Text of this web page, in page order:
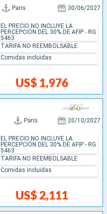
Paris 30/06/2027
US$ 1,976
EL PRECIO NO INCLUYE LA
PERCEPCIÓN DEL 30% DE AFIP - RG
5463
TARIFA NO REEMBOLSABLE
Comidas incluidas
Paris 20/10/2027
US$ 2,111
EL PRECIO NO INCLUYE LA
PERCEPCIÓN DEL 30% DE AFIP - RG
5463
TARIFA NO REEMBOLSABLE
Comidas incluidas